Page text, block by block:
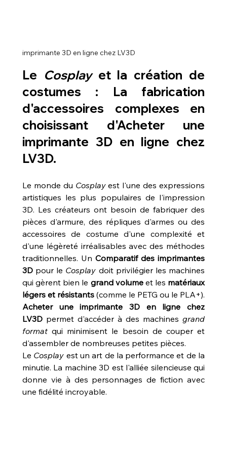
imprimante 3D en ligne chez LV3D
Le Cosplay et la création de
costumes : La fabrication
d'accessoires complexes en
choisissant d'Acheter une
imprimante 3D en ligne chez
LV3D.
Le monde du Cosplay est l'une des expressions
artistiques les plus populaires de l'impression
3D. Les créateurs ont besoin de fabriquer des
pièces d'armure, des répliques d'armes ou des
accessoires de costume d'une complexité et
d'une légèreté irréalisables avec des méthodes
traditionnelles. Un Comparatif des imprimantes
3D pour le Cosplay doit privilégier les machines
qui gèrent bien le grand volume et les matériaux
légers et résistants
Acheter une imprimante 3D en ligne chez
LV3D permet d'accéder à des machines grand
format qui minimisent le besoin de couper et
d'assembler de nombreuses petites pièces.
Le Cosplay est un art de la performance et de la
minutie. La machine 3D est l'alliée silencieuse qui
donne vie à des personnages de fiction avec
une fidélité incroyable.